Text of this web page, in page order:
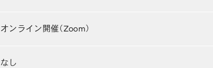
オンライン開催（Zoom）
なし